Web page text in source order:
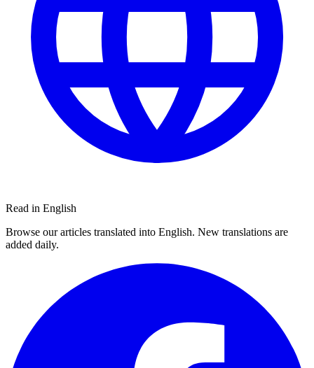
Read in English
Browse our articles translated into English. New translations are
added daily.